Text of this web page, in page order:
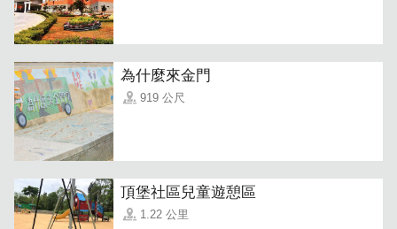
「景观双人房」
房型大多以深受年轻世代喜爱的「INS风」呈现，整体简约
為什麼來金門
919 公尺
頂堡社區兒童遊憩區
1.22 公里